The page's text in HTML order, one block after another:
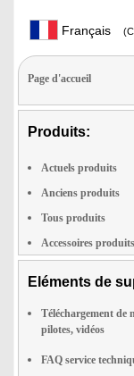
Français
Page d'accueil
Produits:
Actuels produits
Anciens produits
Tous produits
Accessoires produits
Eléments de
Téléchargement de
pilotes, vidéos
FAQ service